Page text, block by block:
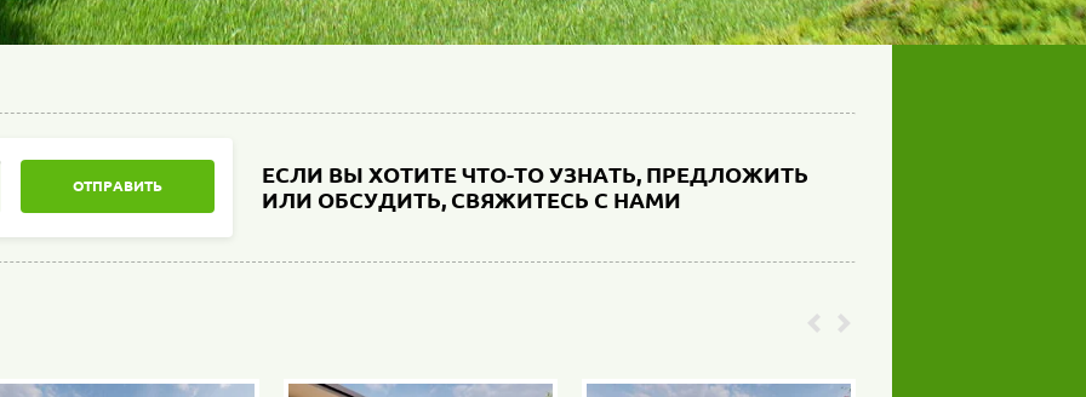
ЕСЛИ ВЫ ХОТИТЕ ЧТО-ТО УЗНАТЬ, ПРЕДЛОЖИТЬ
ИЛИ ОБСУДИТЬ, СВЯЖИТЕСЬ С НАМИ
ОТПРАВИТЬ